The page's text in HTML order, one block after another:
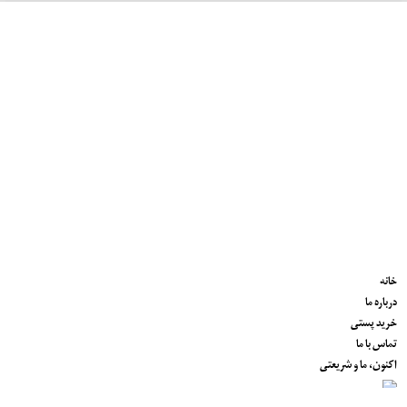
خانه
درباره ما
خرید پستی
تماس با ما
اکنون، ما و شریعتی